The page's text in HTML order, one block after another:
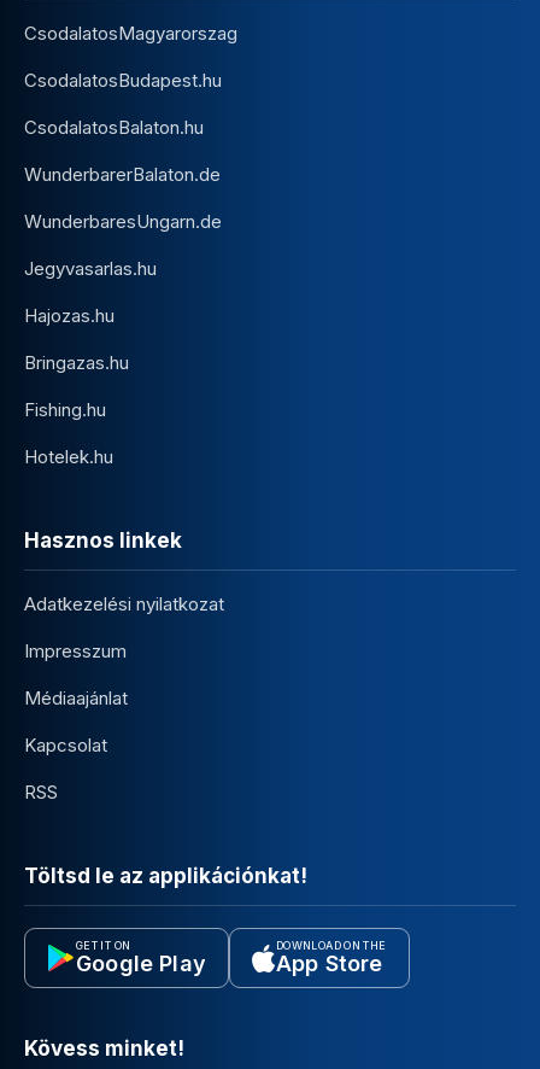
CsodalatosMagyarorszag
CsodalatosBudapest.hu
CsodalatosBalaton.hu
WunderbarerBalaton.de
WunderbaresUngarn.de
Jegyvasarlas.hu
Hajozas.hu
Bringazas.hu
Fishing.hu
Hotelek.hu
Hasznos linkek
Adatkezelési nyilatkozat
Impresszum
Médiaajánlat
Kapcsolat
RSS
Töltsd le az applikációnkat!
GET IT ON
Google Play
DOWNLOAD ON THE
App Store
Kövess minket!